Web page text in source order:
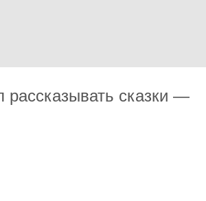
рассказывать сказки —